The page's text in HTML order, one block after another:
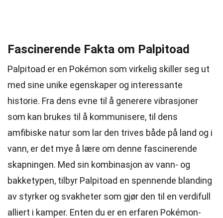
Fascinerende Fakta om Palpitoad
Palpitoad er en Pokémon som virkelig skiller seg ut
med sine unike egenskaper og interessante
historie. Fra dens evne til å generere vibrasjoner
som kan brukes til å kommunisere, til dens
amfibiske natur som lar den trives både på land og i
vann, er det mye å lære om denne fascinerende
skapningen. Med sin kombinasjon av vann- og
bakketypen, tilbyr Palpitoad en spennende blanding
av styrker og svakheter som gjør den til en verdifull
alliert i kamper. Enten du er en erfaren Pokémon-